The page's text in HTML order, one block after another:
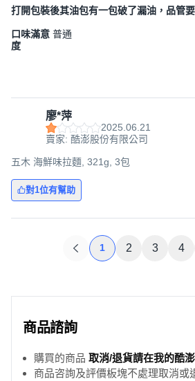
打開包裝後其油包有一包破了漏油，品管
口味滿意
度
普通
廖*萍
2025.06.21
賣家: 酷澎股份有限公司
五木 海鮮味拉麵, 321g, 3包
對1位有幫助
1 2 3 4
商品諮詢
購買的商品 取消/退貨請在我的酷
商品咨詢及評價板塊不處理取消或